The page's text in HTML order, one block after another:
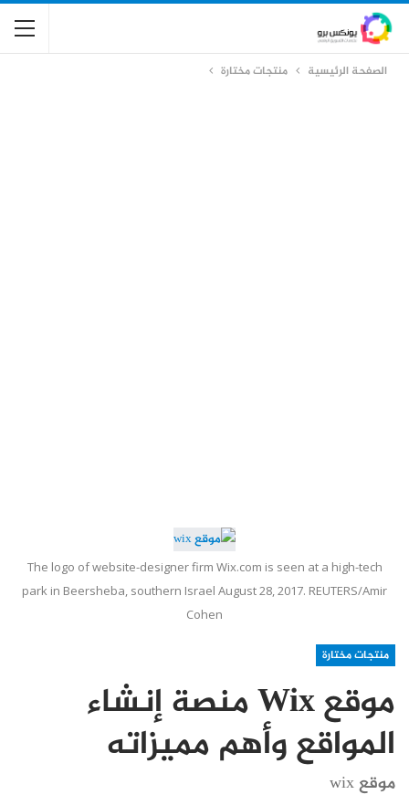
الصفحة الرئيسية منتجات مختارة
The logo of website-designer firm Wix.com is seen at a high-tech
park in Beersheba, southern Israel August 28, 2017. REUTERS/Amir
Cohen
منتجات مختارة
موقع Wix منصة إنشاء
المواقع وأهم مميزاته
موقع wix